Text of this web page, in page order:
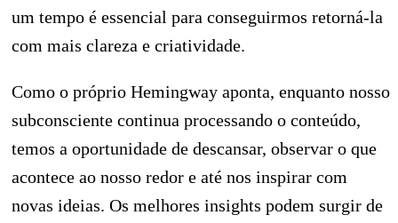
um tempo é essencial para conseguirmos retorná-la
com mais clareza e criatividade.
Como o próprio Hemingway aponta, enquanto nosso
subconsciente continua processando o conteúdo,
temos a oportunidade de descansar, observar o que
acontece ao nosso redor e até nos inspirar com
novas ideias. Os melhores insights podem surgir de